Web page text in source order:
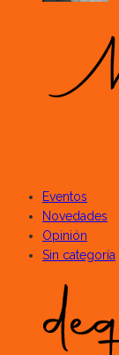
Eventos
Novedades
Opinión
Sin categoría